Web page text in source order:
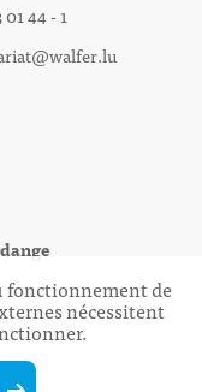
01 44 - 1
fonctionnement de
nécessitent